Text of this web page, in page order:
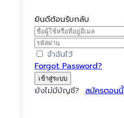
ยินดีต้อนรับกลับ
จำฉันไว้
Forgot Password?
เข้าสู่ระบบ
ยังไม่มีบัญชี? สมัครตอนนี้